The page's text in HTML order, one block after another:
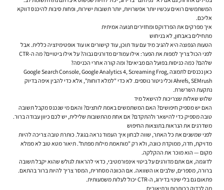
המשתמשים רואים עכשיו יותר אפשרויות, יותר תשובות ישירות, ופחות סיבות להיכנס דווקא
אליכם.
איך מפרקים את הפרדוקס ומחזירים תנועה אמיתית
מתחילים באבחון, לא בניחוש
הטעות הנפוצה היא להגיב מיד עם עוד תוכן, עוד קישורים או עוד אופטימיזציה כללית. אבל
לפני הכול צריך למפות את הפער: אילו עמודים מדורגים גבוה? על אילו ביטויים? מה ה-CTR
שלהם? כמה כניסות בפועל הם מביאים? ומה קורה אחרי הכניסה?
כאן נכנסים לתמונה Google Search Console, Google Analytics 4, Screaming Frog,
Ahrefs, SEMrush וכלי ניטור נוספים. לא כדי "למלא דוחות", אלא כדי להבין איפה בדיוק
נתקעת השרשרת.
שלוש שאלות שצריכות להישאל מיד
האם יש מספיק חיפושים? האם המשתמשים באמת לוחצים? והאם מי שנכנס מקבל תשובה
טובה מספיק כדי להישאר ולהתקדם? אם אחת מהתשובות שלילית, יש לכם כיוון עבודה ברור.
משדרגים את הנראות בתוצאות החיפוש
לפני שמשנים את כל האתר, שווה לבחון איך העמוד נראה בגוגל. כותרת טובה צריכה להיות
מדויקת, חדה, ממוקדת כוונה, ולא רק "מותאמת מילות מפתח". תיאור מטא טוב לא ממלא
מקום — הוא מוכר את ההקלקה.
לדוגמה, אם אתם מדורגים על ביטוי אינפורמטיבי, כדאי להראות לגולש שהוא יקבל תשובה
ברורה, מספרים, שלבים או השוואה. אם הכוונה מסחרית, המסר צריך להיות ברור בהתאם.
פתאום גם בלי שינוי בדירוג, ה-CTR יכול לעלות משמעותית.
מה לבדוק בכותרות ובתיאורים